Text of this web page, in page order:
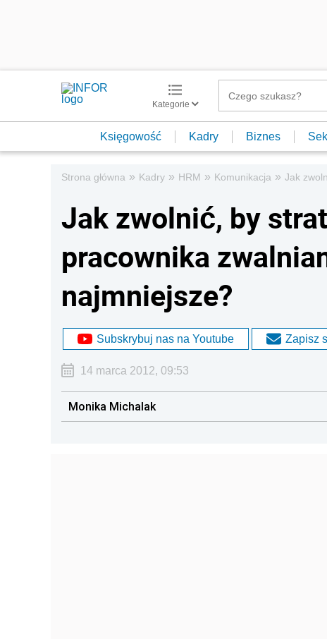
Kategorie
Księgowość Kadry Biznes
Strona główna » Kadry » HRM » Komunikacja » Jak
Jak zwolnić, by
pracownika
najmniejsze?
Subskrybuj nas na Youtube Zapisz
14 marca 2012, 09:53
Monika Michalak